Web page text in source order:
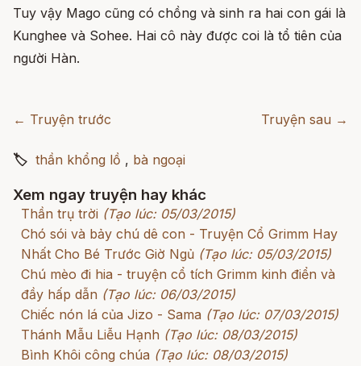
Tuy vậy Mago cũng có chồng và sinh ra hai con gái là
Kunghee và Sohee. Hai cô này được coi là tổ tiên của
người Hàn.
← Truyện trước Truyện sau →
🏷 thần khổng lồ , bà ngoại
Xem ngay truyện hay khác
Thần trụ trời (Tạo lúc: 05/03/2015)
Chó sói và bảy chú dê con - Truyện Cổ Grimm Hay
Nhất Cho Bé Trước Giờ Ngủ (Tạo lúc: 05/03/2015)
Chú mèo đi hia - truyện cổ tích Grimm kinh điển và
đầy hấp dẫn (Tạo lúc: 06/03/2015)
Chiếc nón lá của Jizo - Sama (Tạo lúc: 07/03/2015)
Thánh Mẫu Liễu Hạnh (Tạo lúc: 08/03/2015)
Bình Khôi công chúa (Tạo lúc: 08/03/2015)